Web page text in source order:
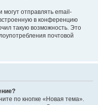
могут отправлять email-
в конференцию
такую возможность. Это
почтовой
по кнопке «Новая тема».